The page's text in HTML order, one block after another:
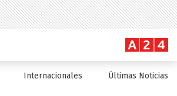
Internacionales Últimas Noticias